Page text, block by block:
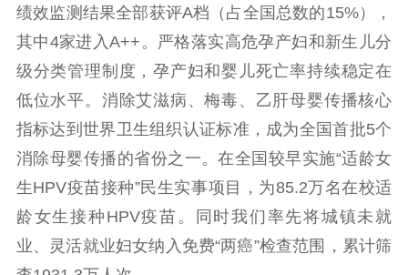
绩效监测结果全部获评A档（占全国总数的15%），
其中4家进入A++。严格落实高危孕产妇和新生儿分
级分类管理制度，孕产妇和婴儿死亡率持续稳定在
低位水平。消除艾滋病、梅毒、乙肝母婴传播核心
指标达到世界卫生组织认证标准，成为全国首批5个
消除母婴传播的省份之一。在全国较早实施“适龄女
生HPV疫苗接种”民生实事项目，为85.2万名在校适
龄女生接种HPV疫苗。同时我们率先将城镇未就
业、灵活就业妇女纳入免费“两癌”检查范围，累计筛